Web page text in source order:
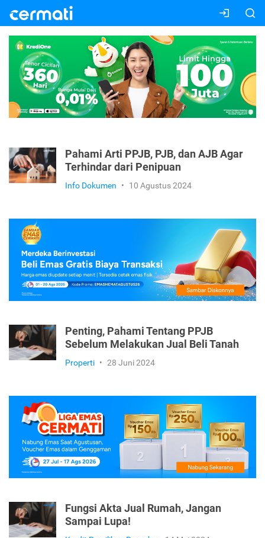
Pahami Arti PPJB, PJB, dan AJB Agar
Terhindar dari Penipuan
Info Dokumen • 10 Agustus 2024
Penting, Pahami Tentang PPJB
Sebelum Melakukan Jual Beli Tanah
Properti • 28 Juni 2024
Fungsi Akta Jual Rumah, Jangan
Sampai Lupa!